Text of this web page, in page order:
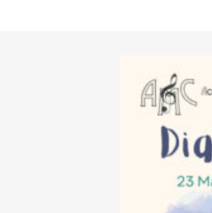
, irá decorrer o “Dia Aberto”
onde os alunos/